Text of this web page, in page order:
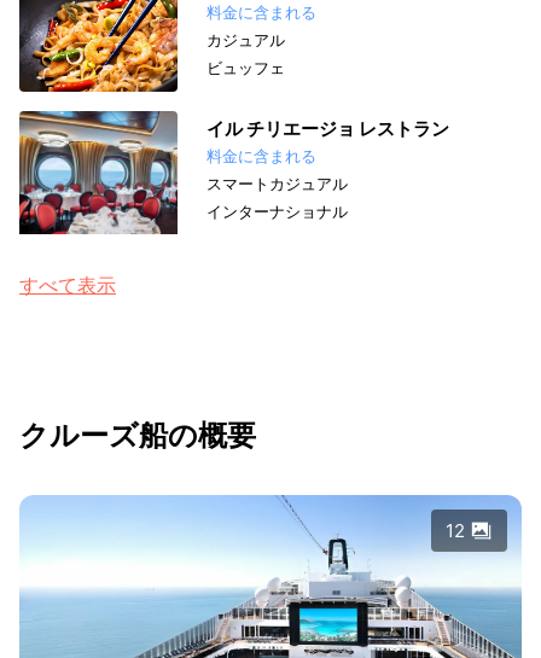
料金に含まれる
カジュアル
ビュッフェ
イル チリエージョ レストラン
料金に含まれる
スマートカジュアル
インターナショナル
すべて表示
クルーズ船の概要
12